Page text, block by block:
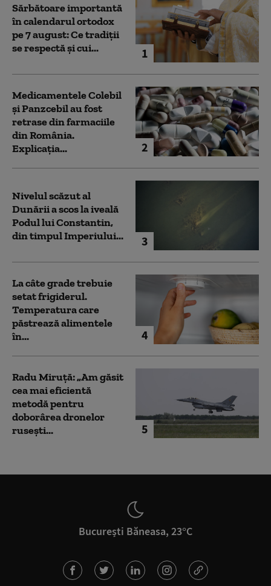
1
Sărbătoare importantă
în calendarul ortodox
pe 7 august: Ce tradiții
se respectă și cui...
2
Medicamentele Colebil
și Panzcebil au fost
retrase din farmaciile
din România.
Explicația...
3
Nivelul scăzut al
Dunării a scos la iveală
Podul lui Constantin,
din timpul Imperiului...
4
La câte grade trebuie
setat frigiderul.
Temperatura care
păstrează alimentele
în...
5
Radu Miruță: „Am găsit
cea mai eficientă
metodă pentru
doborârea dronelor
rusești...
București Băneasa, 23°C